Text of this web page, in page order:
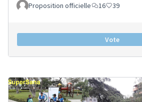
Proposition officielle 16 39
Vote